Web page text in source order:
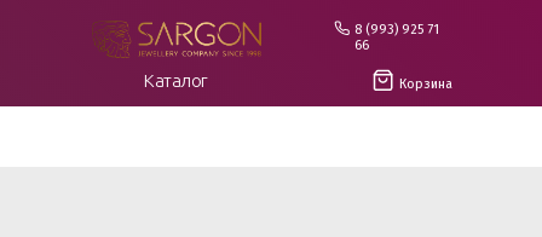
8 (993) 925 71
66
Корзина
Каталог